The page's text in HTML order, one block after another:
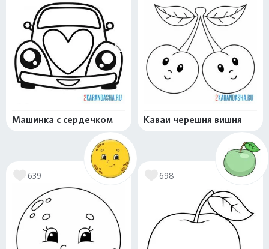
Машинка с сердечком Каваи черешня вишня
639 698